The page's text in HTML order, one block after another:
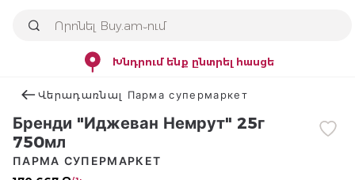
Խնդրում ենք ընտրել հասցե
Վերադառնալ Парма супермаркет
Бренди "Иджеван Немрут" 25г
750мл
ПАРМА СУПЕРМАРКЕТ